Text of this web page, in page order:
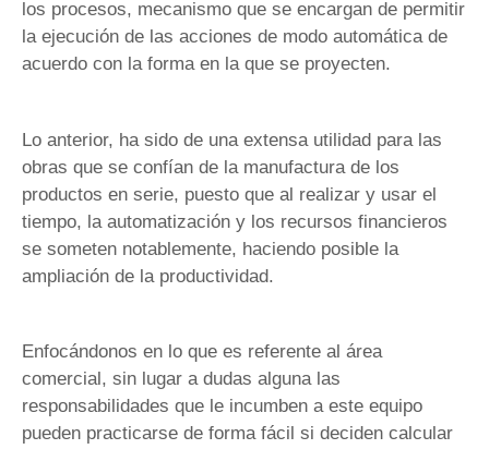
los procesos, mecanismo que se encargan de permitir
la ejecución de las acciones de modo automática de
acuerdo con la forma en la que se proyecten.
Lo anterior, ha sido de una extensa utilidad para las
obras que se confían de la manufactura de los
productos en serie, puesto que al realizar y usar el
tiempo, la automatización y los recursos financieros
se someten notablemente, haciendo posible la
ampliación de la productividad.
Enfocándonos en lo que es referente al área
comercial, sin lugar a dudas alguna las
responsabilidades que le incumben a este equipo
pueden practicarse de forma fácil si deciden calcular